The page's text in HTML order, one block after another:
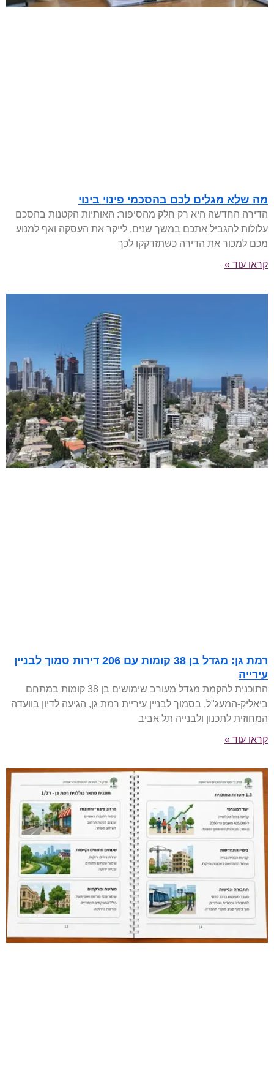
מה שלא מגלים לכם בהסכמי פינוי בינוי
הדירה החדשה היא רק חלק מהסיפור: האותיות הקטנות בהסכם
עלולות להגביל אתכם במשך שנים, לייקר את העסקה ואף למנוע
מכם למכור את הדירה כשתזדקקו לכך
קראו עוד »
רמת גן: מגדל בן 38 קומות עם 206 דירות סמוך לבניין
עירייה
התוכנית להקמת מגדל מעורב שימושים בן 38 קומות במתחם
ביאליק-המעג"ל, בסמוך לבניין עיריית רמת גן, הגיעה לדיון בוועדה
המחוזית לתכנון ולבנייה תל אביב
קראו עוד »